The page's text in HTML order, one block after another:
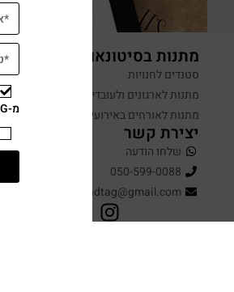
מתנות בסיטונאות
סטנדים לחנויות
מתנות לארגונים ולעובדים
מתנות לאורחים באירועים
יצירת קשר
שלחו הודעה
050-599-0088
hugandtag@gmail.com
מ-HUG&TAG באמצעות דוא”ל ו/או SMS.